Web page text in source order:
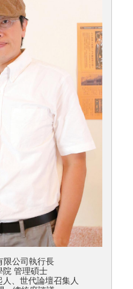
成
業有限公司執行長
工學院 管理碩士
起人、世代論壇召集人